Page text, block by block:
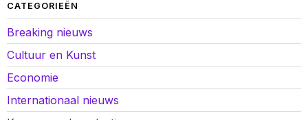
CATEGORIEËN
Breaking nieuws
Cultuur en Kunst
Economie
Internationaal nieuws